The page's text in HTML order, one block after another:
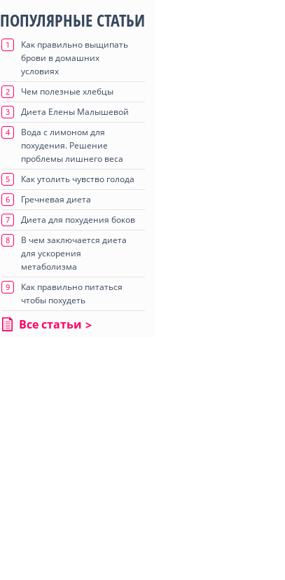
ПОПУЛЯРНЫЕ СТАТЬИ
1
Как правильно выщипать
брови в домашних
условиях
2 Чем полезные хлебцы
3 Диета Елены Малышевой
4
Вода с лимоном для
похудения. Решение
проблемы лишнего веса
5 Как утолить чувство голода
6 Гречневая диета
7 Диета для похудения боков
8
В чем заключается диета
для ускорения
метаболизма
9
Как правильно питаться
чтобы похудеть
Все статьи